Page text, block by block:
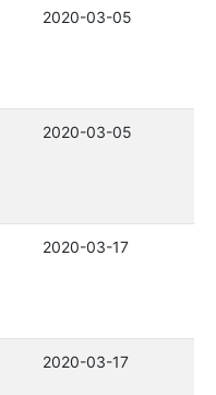
2020-03-05
2020-03-05
2020-03-17
2020-03-17